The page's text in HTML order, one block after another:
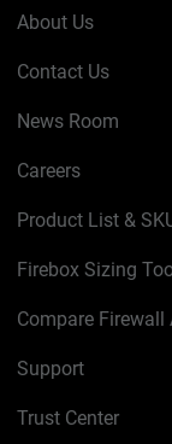
About Us
Contact Us
News Room
Careers
Product List &
Firebox Sizing
Compare Firewall
Support
Trust Center